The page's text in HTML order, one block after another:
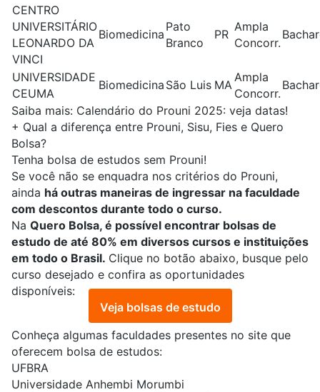
CENTRO
UNIVERSITÁRIO
LEONARDO DA
VINCI
Biomedicina
Pato
Branco
PR
Ampla
Concorr.
UNIVERSIDADE
CEUMA
Biomedicina São Luis MA
Ampla
Concorr.
Saiba mais: Calendário do Prouni 2025: veja datas!
+ Qual a diferença entre Prouni, Sisu, Fies e Quero
Bolsa?
Tenha bolsa de estudos sem Prouni!
Se você não se enquadra nos critérios do Prouni,
ainda há outras maneiras de ingressar na faculdade
com descontos durante todo o curso.
Na Quero Bolsa, é possível encontrar bolsas de
estudo de até 80% em diversos cursos e instituições
em todo o Brasil. Clique no botão abaixo, busque pelo
curso desejado e confira as oportunidades
disponíveis:
Veja bolsas de estudo
Conheça algumas faculdades presentes no site que
oferecem bolsa de estudos:
UFBRA
Universidade Anhembi Morumbi